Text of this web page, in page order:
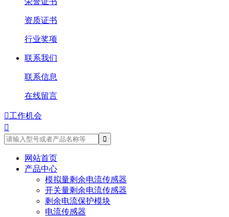
资质证书
行业奖项
联系我们
联系信息
在线留言
工作机会

网站首页
产品中心
模拟量剩余电流传感器
开关量剩余电流传感器
剩余电流保护模块
电流传感器